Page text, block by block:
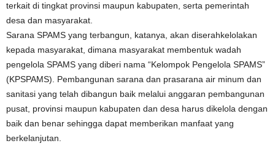
terkait di tingkat provinsi maupun kabupaten, serta pemerintah
desa dan masyarakat.
Sarana SPAMS yang terbangun, katanya, akan diserahkelolakan
kepada masyarakat, dimana masyarakat membentuk wadah
pengelola SPAMS yang diberi nama “Kelompok Pengelola SPAMS”
(KPSPAMS). Pembangunan sarana dan prasarana air minum dan
sanitasi yang telah dibangun baik melalui anggaran pembangunan
pusat, provinsi maupun kabupaten dan desa harus dikelola dengan
baik dan benar sehingga dapat memberikan manfaat yang
berkelanjutan.